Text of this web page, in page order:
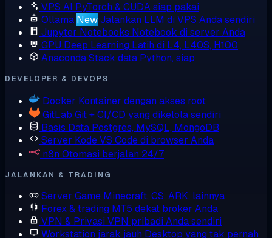
VPS AI PyTorch & CUDA siap pakai
Ollama NewJalankan LLM di VPS Anda sendiri
Jupyter Notebooks Notebook di server Anda
GPU Deep Learning Latih di L4, L40S, H100
AnacondaStack data Python, siap
DEVELOPER & DEVOPS
Docker Kontainer dengan akses root
GitLab Git + CI/CD yang dikelola sendiri
Basis Data Postgres, MySQL, MongoDB
Server KodeVS Code di browser Anda
n8n Otomasi berjalan 24/7
JALANKAN & TRADING
Server Game Minecraft, CS, ARK, lainnya
Forex & trading MT5 dekat broker Anda
VPN & Privasi VPN pribadi Anda sendiri
Workstation jarak jauh Desktop yang tak pernah